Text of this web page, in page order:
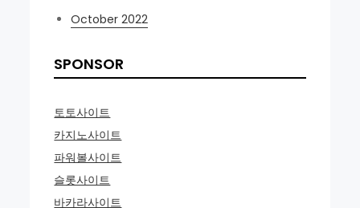
October 2022
SPONSOR
토토사이트
카지노사이트
파워볼사이트
슬롯사이트
바카라사이트